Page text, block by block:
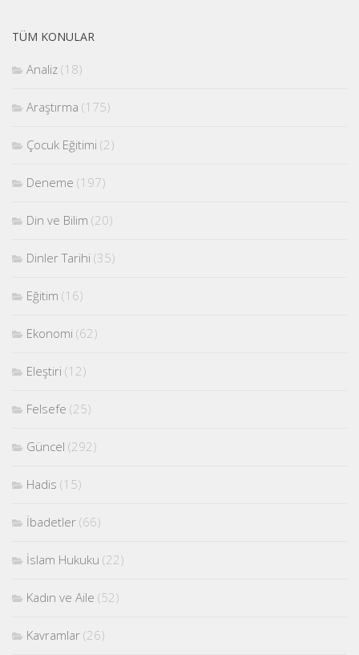
TÜM KONULAR
Analiz (18)
Araştırma (175)
Çocuk Eğitimi (2)
Deneme (197)
Din ve Bilim (20)
Dinler Tarihi (35)
Eğitim (16)
Ekonomi (62)
Eleştiri (12)
Felsefe (25)
Güncel (292)
Hadis (15)
İbadetler (66)
İslam Hukuku (22)
Kadın ve Aile (52)
Kavramlar (26)